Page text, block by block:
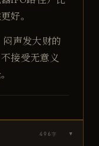
好。
声发大财的
接受无意义
496字 ▶